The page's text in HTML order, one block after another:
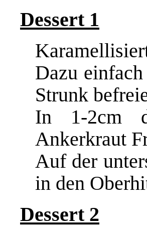
Dessert 1
Dazu
Strunk
In 1-2cm
Ankerkraut
Auf der
in den
Dessert 2